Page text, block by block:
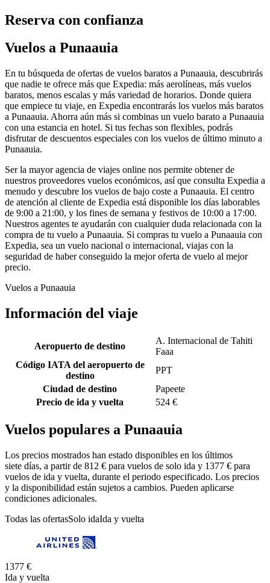
Reserva con confianza
Vuelos a Punaauia
En tu búsqueda de ofertas de vuelos baratos a Punaauia, descubrirás
que nadie te ofrece más que Expedia: más aerolíneas, más vuelos
baratos, menos escalas y más variedad de horarios. Donde quiera
que empiece tu viaje, en Expedia encontrarás los vuelos más baratos
a Punaauia. Ahorra aún más si combinas un vuelo barato a Punaauia
con una estancia en hotel. Si tus fechas son flexibles, podrás
disfrutar de descuentos especiales con los vuelos de último minuto a
Punaauia.
Ser la mayor agencia de viajes online nos permite obtener de
nuestros proveedores vuelos económicos, así que consulta Expedia a
menudo y descubre los vuelos de bajo coste a Punaauia. El centro
de atención al cliente de Expedia está disponible los días laborables
de 9:00 a 21:00, y los fines de semana y festivos de 10:00 a 17:00.
Nuestros agentes te ayudarán con cualquier duda relacionada con la
compra de tu vuelo a Punaauia. Si compras tu vuelo a Punaauia con
Expedia, sea un vuelo nacional o internacional, viajas con la
seguridad de haber conseguido la mejor oferta de vuelo al mejor
precio.
Vuelos a Punaauia
Información del viaje
Aeropuerto de destino
A. Internacional de Tahiti
Faaa
Código IATA del aeropuerto de
destino
PPT
Ciudad de destino
Papeete
Precio de ida y vuelta
524 €
Vuelos populares a Punaauia
Los precios mostrados han estado disponibles en los últimos
siete días, a partir de 812 € para vuelos de solo ida y 1377 € para
vuelos de ida y vuelta, durante el periodo especificado. Los precios
y la disponibilidad están sujetos a cambios. Pueden aplicarse
condiciones adicionales.
Todas las ofertasSolo idaIda y vuelta
1377 €
Ida y vuelta